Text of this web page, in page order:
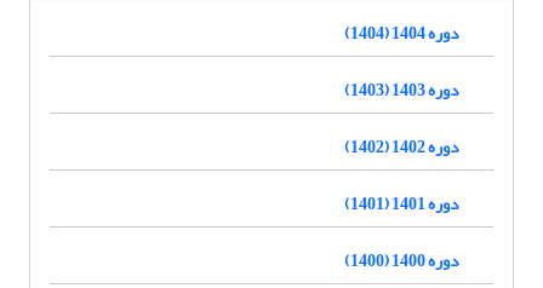
دوره 1404 (1404)
دوره 1403 (1403)
دوره 1402 (1402)
دوره 1401 (1401)
دوره 1400 (1400)